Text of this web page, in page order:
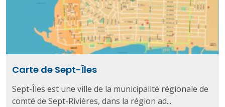
Carte de Sept-Îles
Sept-Îles est une ville de la municipalité régionale de
comté de Sept-Rivières, dans la région ad...